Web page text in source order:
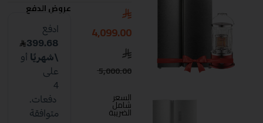
5,000.00
4,099.00
السعر
شامل
الضريبة
عروض الدفع